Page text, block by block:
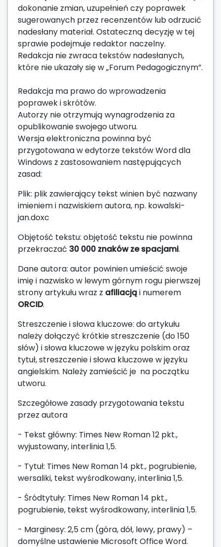
dokonanie zmian, uzupełnień czy poprawek
sugerowanych przez recenzentów lub odrzucić
nadesłany materiał. Ostateczną decyzję w tej
sprawie podejmuje redaktor naczelny.
Redakcja nie zwraca tekstów nadesłanych,
które nie ukazały się w „Forum Pedagogicznym”.
Redakcja ma prawo do wprowadzenia
poprawek i skrótów.
Autorzy nie otrzymują wynagrodzenia za
opublikowanie swojego utworu.
Wersja elektroniczna powinna być
przygotowana w edytorze tekstów Word dla
Windows z zastosowaniem następujących
zasad:
Plik: plik zawierający tekst winien być nazwany
imieniem i nazwiskiem autora, np. kowalski-
jan.doxc
Objętość tekstu: objętość tekstu nie powinna
przekraczać 30 000 znaków ze spacjami.
Dane autora: autor powinien umieścić swoje
imię i nazwisko w lewym górnym rogu pierwszej
strony artykułu wraz z afiliacjąi numerem
ORCID.
Streszczenie i słowa kluczowe: do artykułu
należy dołączyć krótkie streszczenie (do 150
słów) i słowa kluczowe w języku polskim oraz
tytuł, streszczenie i słowa kluczowe w języku
angielskim. Należy zamieścić je na początku
utworu.
Szczegółowe zasady przygotowania tekstu
przez autora
- Tekst główny: Times New Roman 12 pkt.,
wyjustowany, interlinia 1,5.
- Tytuł: Times New Roman 14 pkt., pogrubienie,
wersaliki, tekst wyśrodkowany, interlinia 1,5.
- Śródtytuły: Times New Roman 14 pkt.,
pogrubienie, tekst wyśrodkowany, interlinia 1,5.
- Marginesy: 2,5 cm (góra, dół, lewy, prawy) –
domyślne ustawienie Microsoft Office Word.